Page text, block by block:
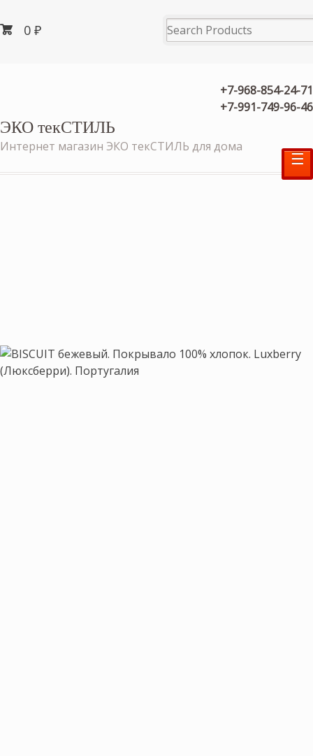
0₽
+7-968-854-24-71
+7-991-749-96-46
ЭКО текСТИЛЬ
Интернет магазин ЭКО текСТИЛЬ для дома
☰